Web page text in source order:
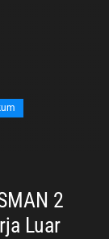
2
Luar